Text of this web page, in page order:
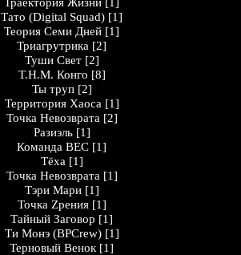
Тато (Digital Squad) [1]
Теория Семи Дней [1]
Триагрутрика [2]
Туши Cвет [2]
Т.Н.М. Конго [8]
Ты труп [2]
Территория Хаоса [1]
Точка Невозврата [2]
Разиэль [1]
Команда ВЕС [1]
Тёха [1]
Точка Невозврата [1]
Тэри Мари [1]
Точка Zрения [1]
Тайный Заговор [1]
Ти Монэ (BPCrew) [1]
Терновый Венок [1]